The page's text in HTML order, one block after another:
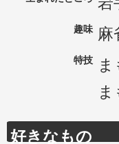
趣味 麻
特技
好きなもの